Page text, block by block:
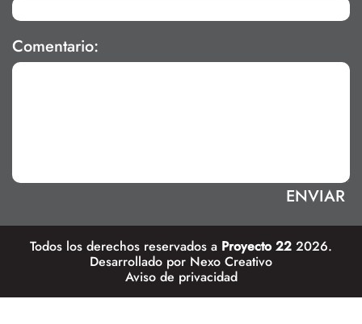
Comentario:
Todos los derechos reservados a Proyecto 22 2026.
Desarrollado por Nexo Creativo
Aviso de privacidad